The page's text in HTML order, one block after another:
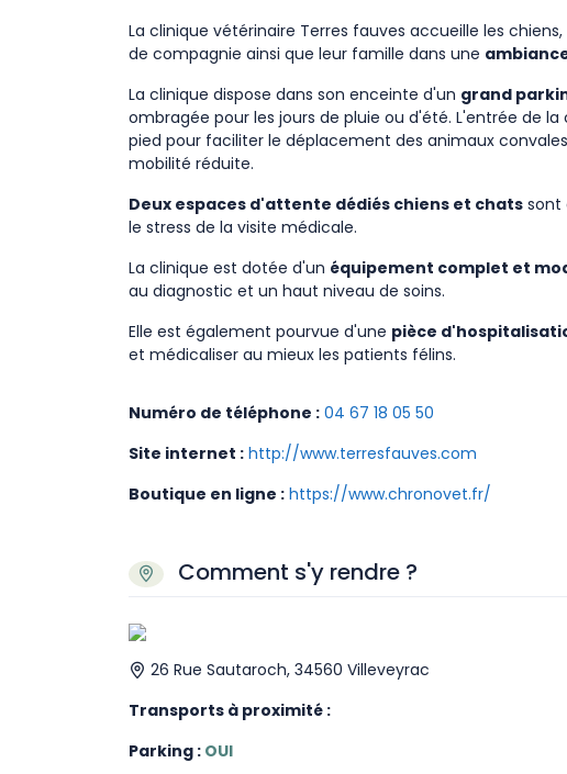
La clinique vétérinaire Terres fauves accueille les
de compagnie ainsi que leur famille dans une
La clinique dispose dans son enceinte d'un grand
ombragée pour les jours de pluie ou d'été. L'entrée de
pied pour faciliter le déplacement des animaux
mobilité réduite.
Deux espaces d'attente dédiés chiens et chats sont
le stress de la visite médicale.
La clinique est dotée d'un équipement complet et
au diagnostic et un haut niveau de soins.
Elle est également pourvue d'une pièce
et médicaliser au mieux les patients félins.
Numéro de téléphone : 04 67 18 05 50
Site internet : http://www.terresfauves.com
Boutique en ligne : https://www.chronovet.fr/
Comment s'y rendre ?
26 Rue Sautaroch, 34560 Villeveyrac
Transports à proximité :
Parking : OUI